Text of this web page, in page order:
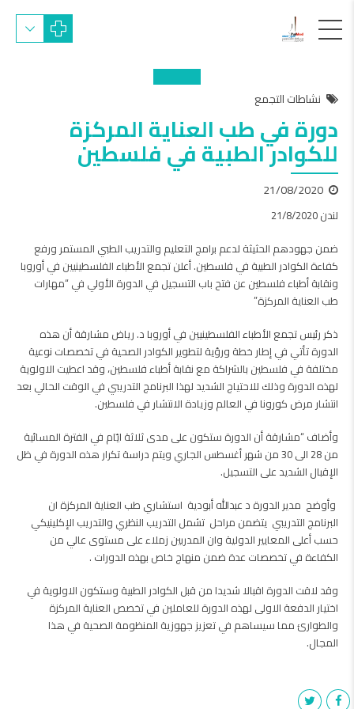
نشاطات التجمع
دورة في طب العناية المركزة
للكوادر الطبية في فلسطين
21/08/2020
لندن 21/8/2020
ضمن جهودهم الحثيثة لدعم برامج التعليم والتدريب الطبي المستمر ورفع
كفاءة الكوادر الطبية في فلسطين. أعلن تجمع الأطباء الفلسطينيين في أوروبا
ونقابة أطباء فلسطين عن فتح باب التسجيل في الدورة الأولي في “مهارات
طب العناية المركزة”
ذكر رئيس تجمع الأطباء الفلسطينيين في أوروبا د. رياض مشارقة أن هذه
الدورة تأتي في إطار خطة ورؤية لتطوير الكوادر الصحية في تخصصات نوعية
مختلفة في فلسطين بالشراكة مع نقابة أطباء فلسطين، وقد اعطيت الاولوية
لهذه الدورة وذلك للاحتياج الشديد لهذا البرنامج التدريبي في الوقت الحالي بعد
انتشار مرض كورونا في العالم وزيادة الانتشار في فلسطين.
وأضاف “مشارقة أن الدورة ستكون على مدى ثلاثة ايّام في الفترة المسائية
من 28 الى 30 من شهر أغسطس الجاري ويتم دراسة تكرار هذه الدورة في ظل
الإقبال الشديد على التسجيل.
وأوضح مدير الدورة د عبدالله أبودية استشاري طب العناية المركزة ان
البرنامج التدريبي يتضمن مراحل تشمل التدريب النظري والتدريب الإكلينيكي
حسب أعلى المعايير الدولية وان المدربين زملاء على مستوى عالي من
الكفاءة في تخصصات عدة ضمن منهاج خاص بهذه الدورات .
وقد لاقت الدورة اقبالا شديدا من قبل الكوادر الطبية وستكون الاولوية في
اختيار الدفعة الاولى لهذه الدورة للعاملين في تخصص العناية المركزة
والطوارئ مما سيساهم في تعزيز جهوزية المنظومة الصحية في هذا
المجال.